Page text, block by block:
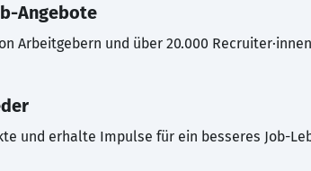
Angebote
Arbeitgebern und über 20.000
und erhalte Impulse für ein besseres Job-